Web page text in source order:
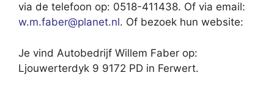
via de telefoon op: 0518-411438. Of via email:
w.m.faber@planet.nl. Of bezoek hun website:
Je vind Autobedrijf Willem Faber op:
Ljouwerterdyk 9 9172 PD in Ferwert.